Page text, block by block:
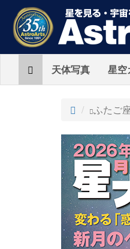
Home天体写真 星空
ト
プ
ふたご